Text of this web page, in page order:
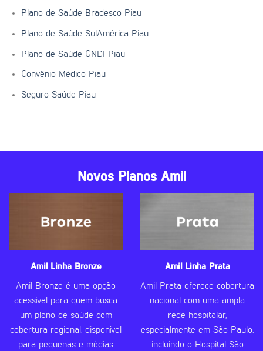
Plano de Saúde Bradesco Piau
Plano de Saúde SulAmérica Piau
Plano de Saúde GNDI Piau
Convênio Médico Piau
Seguro Saúde Piau
Novos Planos Amil
Amil Linha Bronze
Amil Bronze é uma opção
acessível para quem busca
um plano de saúde com
cobertura regional, disponível
para pequenas e médias
Amil Linha Prata
Amil Prata oferece cobertura
nacional com uma ampla
rede hospitalar,
especialmente em São Paulo,
incluindo o Hospital São